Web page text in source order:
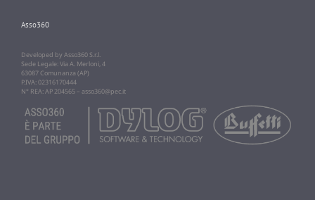
Asso360
Developed by Asso360 S.r.l.
Sede Legale: Via A. Merloni, 4
63087 Comunanza (AP)
P.IVA: 02316170444
N° REA: AP 204565 – asso360@pec.it